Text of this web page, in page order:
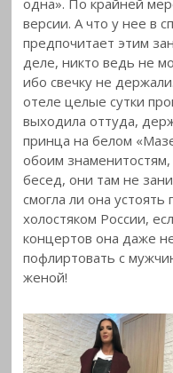
версии. А что у нее в
предпочитает этим
деле, никто ведь не
ибо свечку не
отеле целые сутки
выходила оттуда,
принца на белом
обоим
бесед, они там не
смогла ли она
холостяком России,
концертов она даже
пофлиртовать с
женой!